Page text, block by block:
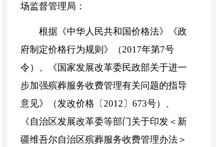
场监督管理局：
根据《中华人民共和国价格法》《政
府制定价格行为规则》（2017年第7号
令）、《国家发展改革委民政部关于进一
步加强殡葬服务收费管理有关问题的指导
意见》（发改价格〔2012〕673号）、
《自治区发展改革委等部门关于印发＜新
疆维吾尔自治区殡葬服务收费管理办法＞